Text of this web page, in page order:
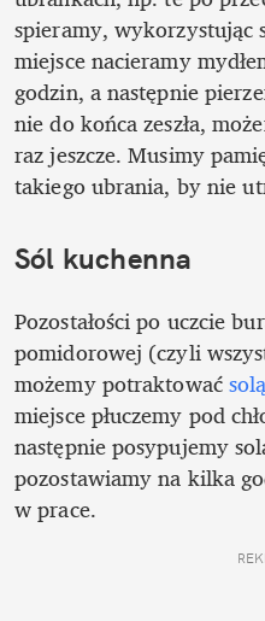
spieramy, wykorzystując
miejsce nacieramy
godzin, a następnie
nie do końca zeszła,
raz jeszcze. Musimy
takiego ubrania, by nie
Sól kuchenna
Pozostałości po uczcie
pomidorowej (czyli
możemy potraktować
miejsce płuczemy pod
następnie posypujemy
pozostawiamy na kilka
w prace.